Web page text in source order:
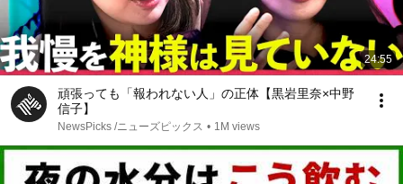
24:55
頑張っても「報われない人」の正体【黒岩里奈×中野
信子】
NewsPicks /ニューズピックス • 1M views